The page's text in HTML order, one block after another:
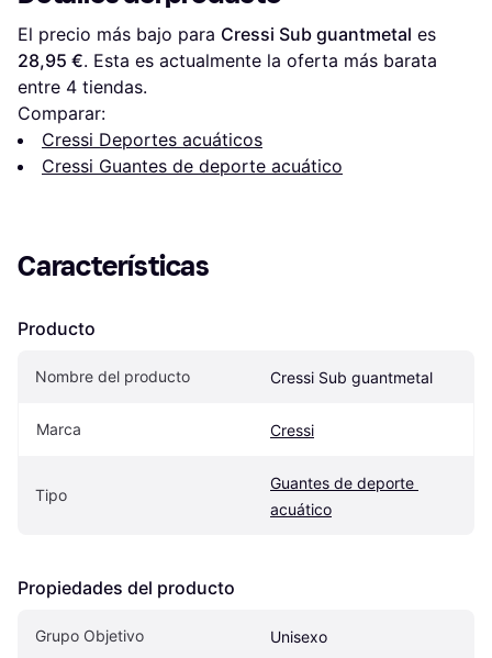
El precio más bajo para Cressi Sub guantmetal
28,95 €. Esta es actualmente la oferta más barata
entre 4 tiendas.
Comparar:
Cressi Deportes acuáticos
Cressi Guantes de deporte acuático
Características
Producto
Nombre del producto Cressi Sub guantmetal
Marca Cressi
Tipo
Guantes de deporte
acuático
Propiedades del producto
Grupo Objetivo Unisexo